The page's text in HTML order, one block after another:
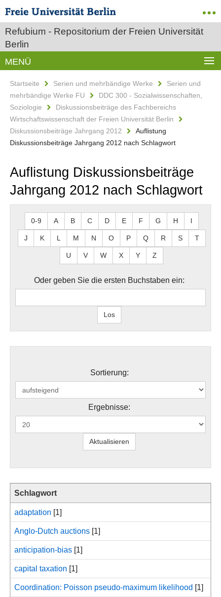
Refubium - Repositorium der Freien Universität
Berlin
MENÜ
Startseite Serien und mehrbändige Werke
Serien und
mehrbändige Werke FU
DDC 300 - Sozialwissenschaften,
Soziologie
Diskussionsbeiträge des Fachbereichs
Wirtschaftswissenschaft der Freien Universität Berlin
Diskussionsbeiträge Jahrgang 2012
Auflistung
Diskussionsbeiträge Jahrgang 2012 nach Schlagwort
Auflistung Diskussionsbeiträge
Jahrgang 2012 nach Schlagwort
0-9 A B C D E F G H I
J K L M N O P Q R S T
U V W X Y Z
Oder geben Sie die ersten Buchstaben ein:
Sortierung:
Ergebnisse:
Schlagwort
adaptation [1]
Anglo-Dutch auctions [1]
anticipation-bias [1]
capital taxation [1]
Coordination: Poisson pseudo-maximum likelihood [1]